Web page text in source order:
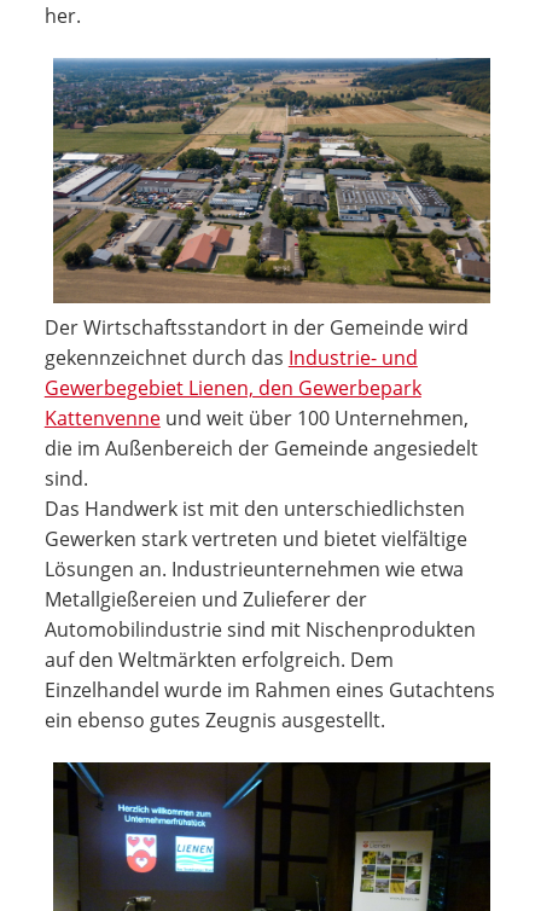
her.
Der Wirtschaftsstandort in der Gemeinde wird
gekennzeichnet durch das Industrie- und
Gewerbegebiet Lienen, den Gewerbepark
Kattenvenneund weit über 100 Unternehmen,
die im Außenbereich der Gemeinde angesiedelt
sind.
Das Handwerk ist mit den unterschiedlichsten
Gewerken stark vertreten und bietet vielfältige
Lösungen an. Industrie­unternehmen wie etwa
Metallgießereien und Zulieferer der
Automobilindustrie sind mit Nischenprodukten
auf den Weltmärkten erfolgreich. Dem
Einzelhandel wurde im Rahmen eines Gutachtens
ein ebenso gutes Zeugnis ausgestellt.